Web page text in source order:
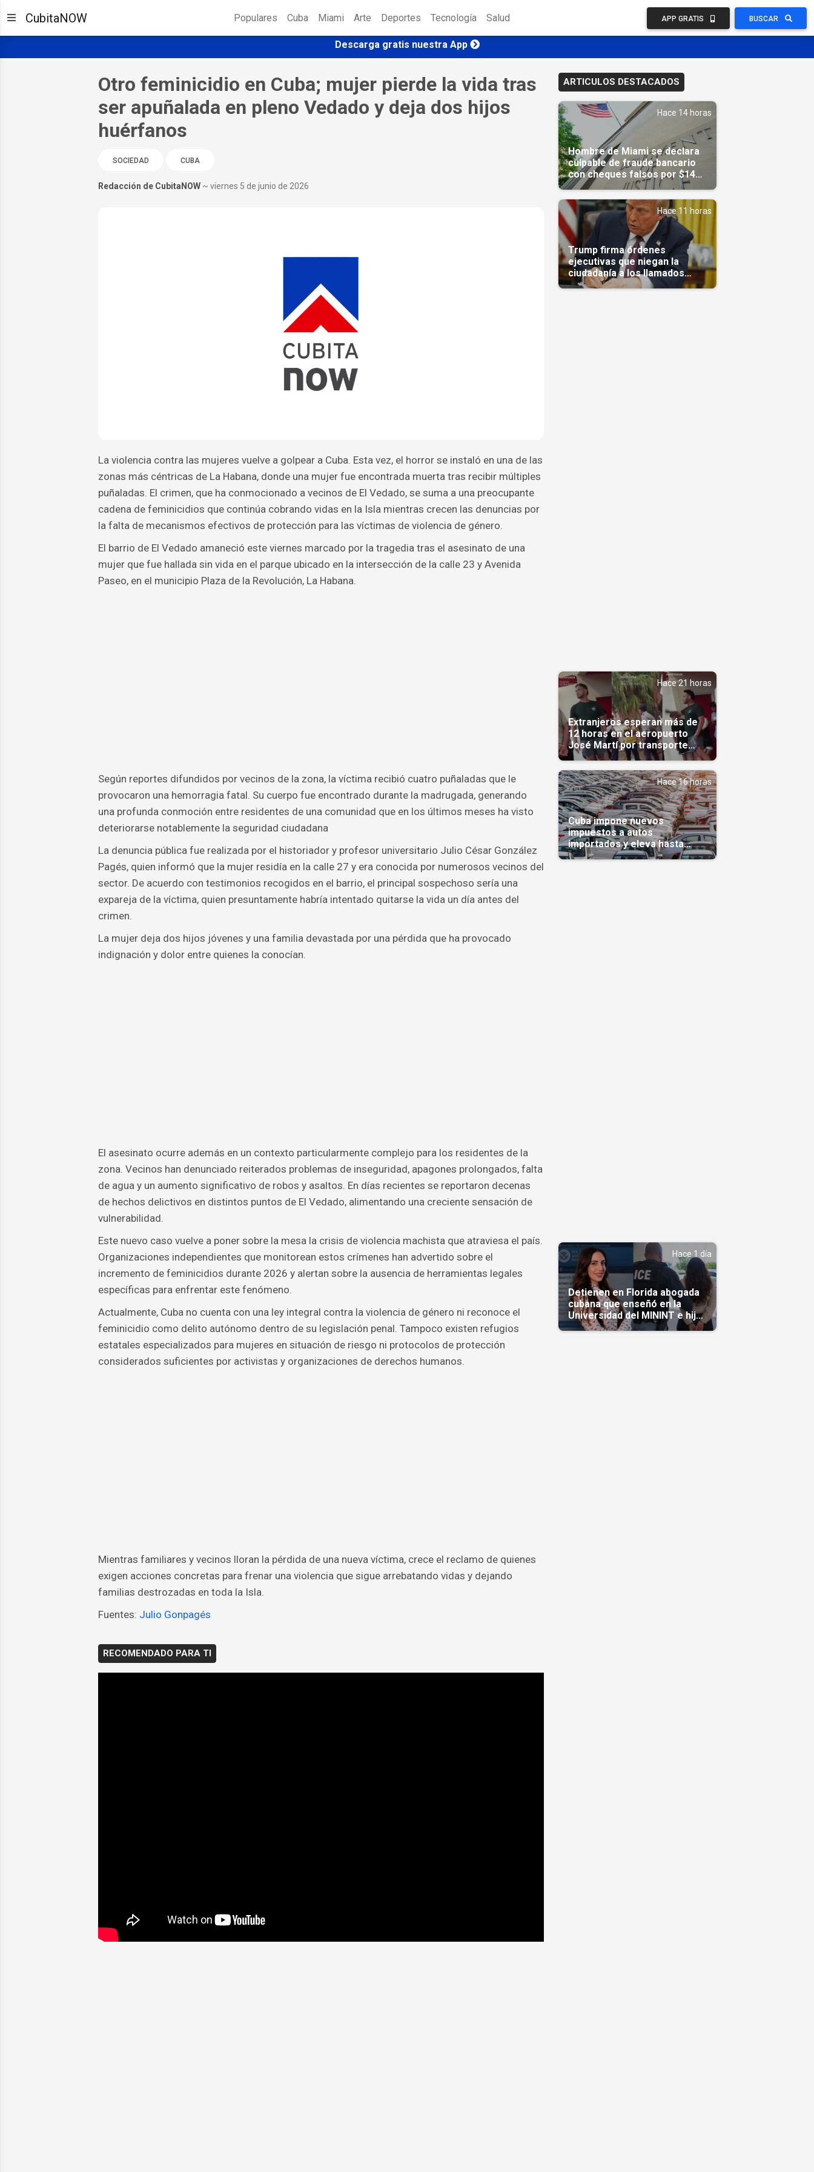
CubitaNOW Populares Cuba Miami Arte Deportes Tecnología Salud APP GRATIS BUSCAR
Descarga gratis nuestra App
Otro feminicidio en Cuba; mujer pierde la vida tras
ser apuñalada en pleno Vedado y deja dos hijos
huérfanos
SOCIEDAD CUBA
Redacción de CubitaNOW ~ viernes 5 de junio de 2026
La violencia contra las mujeres vuelve a golpear a Cuba. Esta vez, el horror se instaló en una de las
zonas más céntricas de La Habana, donde una mujer fue encontrada muerta tras recibir múltiples
puñaladas. El crimen, que ha conmocionado a vecinos de El Vedado, se suma a una preocupante
cadena de feminicidios que continúa cobrando vidas en la Isla mientras crecen las denuncias por
la falta de mecanismos efectivos de protección para las víctimas de violencia de género.
El barrio de El Vedado amaneció este viernes marcado por la tragedia tras el asesinato de una
mujer que fue hallada sin vida en el parque ubicado en la intersección de la calle 23 y Avenida
Paseo, en el municipio Plaza de la Revolución, La Habana.
Según reportes difundidos por vecinos de la zona, la víctima recibió cuatro puñaladas que le
provocaron una hemorragia fatal. Su cuerpo fue encontrado durante la madrugada, generando
una profunda conmoción entre residentes de una comunidad que en los últimos meses ha visto
deteriorarse notablemente la seguridad ciudadana
La denuncia pública fue realizada por el historiador y profesor universitario Julio César González
Pagés, quien informó que la mujer residía en la calle 27 y era conocida por numerosos vecinos del
sector. De acuerdo con testimonios recogidos en el barrio, el principal sospechoso sería una
expareja de la víctima, quien presuntamente habría intentado quitarse la vida un día antes del
crimen.
La mujer deja dos hijos jóvenes y una familia devastada por una pérdida que ha provocado
indignación y dolor entre quienes la conocían.
El asesinato ocurre además en un contexto particularmente complejo para los residentes de la
zona. Vecinos han denunciado reiterados problemas de inseguridad, apagones prolongados, falta
de agua y un aumento significativo de robos y asaltos. En días recientes se reportaron decenas
de hechos delictivos en distintos puntos de El Vedado, alimentando una creciente sensación de
vulnerabilidad.
Este nuevo caso vuelve a poner sobre la mesa la crisis de violencia machista que atraviesa el país.
Organizaciones independientes que monitorean estos crímenes han advertido sobre el
incremento de feminicidios durante 2026 y alertan sobre la ausencia de herramientas legales
específicas para enfrentar este fenómeno.
Actualmente, Cuba no cuenta con una ley integral contra la violencia de género ni reconoce el
feminicidio como delito autónomo dentro de su legislación penal. Tampoco existen refugios
estatales especializados para mujeres en situación de riesgo ni protocolos de protección
considerados suficientes por activistas y organizaciones de derechos humanos.
Mientras familiares y vecinos lloran la pérdida de una nueva víctima, crece el reclamo de quienes
exigen acciones concretas para frenar una violencia que sigue arrebatando vidas y dejando
familias destrozadas en toda la Isla.
Fuentes: Julio Gonpagés
RECOMENDADO PARA TI
ARTICULOS DESTACADOS
Hace 14 horas
Hombre de Miami se declara
culpable de fraude bancario
con cheques falsos por $14
millones
Hace 11 horas
Trump firma órdenes
ejecutivas que niegan la
ciudadanía a los llamados
'turistas de nacimiento'
Hace 21 horas
Extranjeros esperan más de
12 horas en el aeropuerto
José Martí por transporte
reservado semanas
antes(Video)
Hace 16 horas
Cuba impone nuevos
impuestos a autos
importados y eleva hasta
5.000 dólares el gravamen
Hace 1 día
Detienen en Florida abogada
cubana que enseñó en la
Universidad del MININT e hija
de diplomático cubano